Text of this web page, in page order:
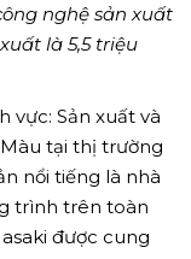
nghệ sản xuất
là 5,5 triệu
vực: Sản xuất và
tại thị trường
nổi tiếng là nhà
trình trên toàn
được cung